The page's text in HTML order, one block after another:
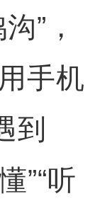
”，
手机
到
”“听